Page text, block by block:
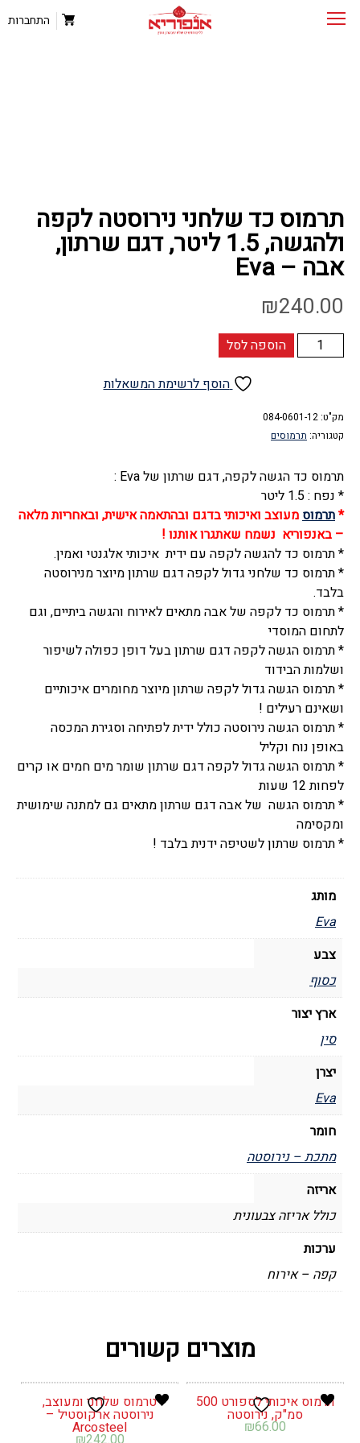
התחברות
תרמוס כד שלחני נירוסטה לקפה
ולהגשה, 1.5 ליטר, דגם שרתון,
אבה – Eva
₪240.00
כמות
של
שלחני
נירוסטה
ולהגשה,
1.5
ליטר,
דגם
שרתון,
אבה
-
Eva
הוספה לסל
הוסף לרשימת המשאלות
מק"ט: 084-0601-12
קטגוריה: תרמוסים
תרמוס כד הגשה לקפה, דגם שרתון של Eva :
* נפח : 1.5 ליטר
*תרמוסמעוצב ואיכותי בדגם ובהתאמה אישית, ובאחריות מלאה
– באנפוריא נשמח שאתגרו אותנו !
* תרמוס כד להגשה לקפה עם ידית איכותי אלגנטי ואמין.
* תרמוס כד שלחני גדול לקפה דגם שרתון מיוצר מנירוסטה
בלבד.
* תרמוס כד לקפה של אבה מתאים לאירוח והגשה ביתיים, וגם
לתחום המוסדי
* תרמוס הגשה לקפה דגם שרתון בעל דופן כפולה לשיפור
ושלמות הבידוד
* תרמוס הגשה גדול לקפה שרתון מיוצר מחומרים איכותיים
ושאינם רעילים !
* תרמוס הגשה נירוסטה כולל ידית לפתיחה וסגירת המכסה
באופן נוח וקליל
* תרמוס הגשה גדול לקפה דגם שרתון שומר מים חמים או קרים
לפחות 12 שעות
* תרמוס הגשה של אבה דגם שרתון מתאים גם למתנה שימושית
ומקסימה
* תרמוס שרתון לשטיפה ידנית בלבד !
מותג
Eva
צבע
כסוף
ארץ יצור
סין
יצרן
Eva
חומר
מתכת – נירוסטה
אריזה
כולל אריזה צבעונית
ערכות
קפה – אירוח
מוצרים קשורים
תרמוס איכותי לספורט 500
סמ"ק, נירוסטה
₪66.00
טרמוס שלחני ומעוצב,
נירוסטה ארקוסטיל –
Arcosteel